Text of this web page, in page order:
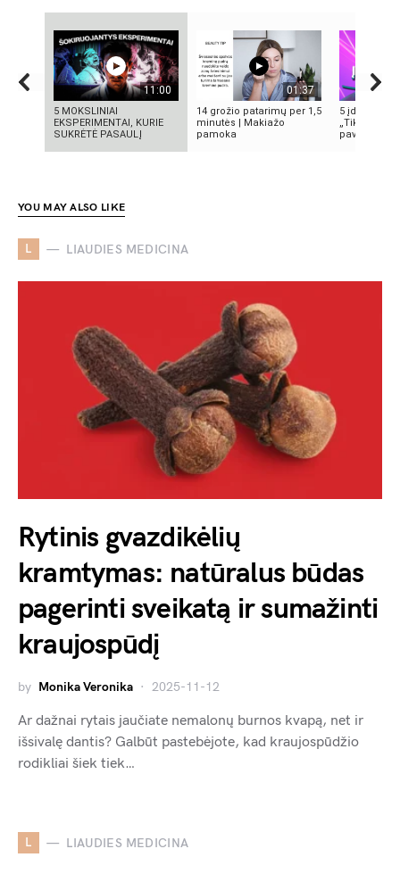
11:00
5 MOKSLINIAI
EKSPERIMENTAI, KURIE
SUKRĖTĖ PASAULĮ
01:37
14 grožio patarimų per 1,5
minutės | Makiažo
pamoka
5 įdomūs
„TikTok“:
YOU MAY ALSO LIKE
L LIAUDIES MEDICINA
Rytinis gvazdikėlių
kramtymas: natūralus būdas
pagerinti sveikatą ir sumažinti
kraujospūdį
by Monika Veronika 2025-11-12
Ar dažnai rytais jaučiate nemalonų burnos kvapą, net ir
išsivalę dantis? Galbūt pastebėjote, kad kraujospūdžio
rodikliai šiek tiek…
L LIAUDIES MEDICINA